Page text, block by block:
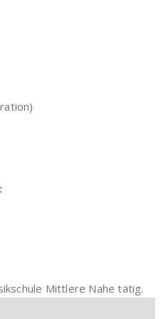
Mittlere Nahe tätig.